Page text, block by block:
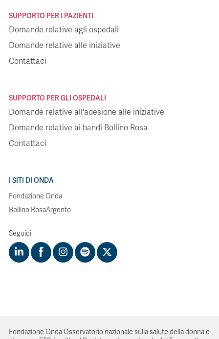
SUPPORTO PER I PAZIENTI
Domande relative agli ospedali
Domande relative alle iniziative
Contattaci
SUPPORTO PER GLI OSPEDALI
Domande relative all'adesione alle iniziative
Domande relative ai bandi Bollino Rosa
Contattaci
I SITI DI ONDA
Fondazione Onda
Bollino RosaArgento
Seguici
Fondazione Onda Osservatorio nazionale sulla salute della donna e